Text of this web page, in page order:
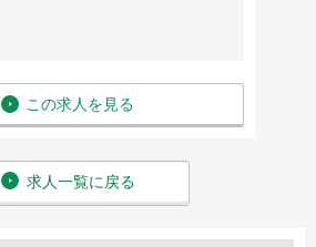
この求人を見る
求人一覧に戻る